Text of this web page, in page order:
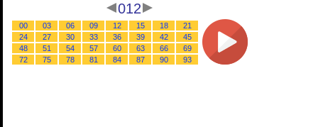
012
00 03 06 09 12 15 18
21
24
27 30 33 36 39 42
45
48
51 54 57 60 63 66
69
72
75 78 81 84 87 90 93